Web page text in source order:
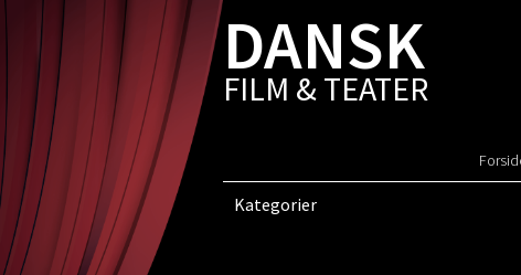
DANSK
FILM & TEATER
Kategorier